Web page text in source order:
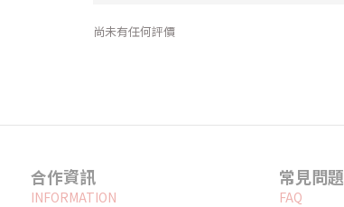
尚未有任何評價
合作資訊
INFORMATION
常見問題
FAQ